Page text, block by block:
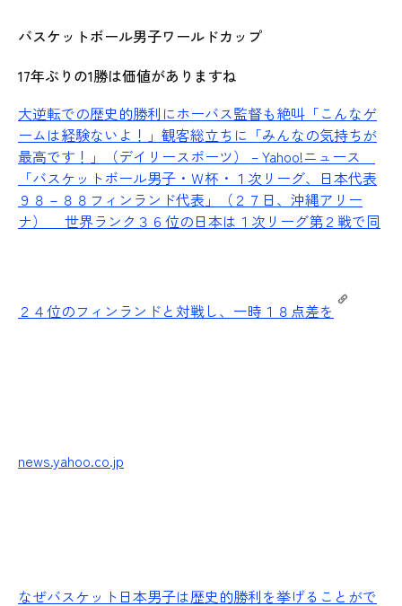
バスケットボール男子ワールドカップ
17年ぶりの1勝は価値がありますね
大逆転での歴史的勝利にホーバス監督も絶叫「こんなゲ
ームは経験ないよ！」観客総立ちに「みんなの気持ちが
最高です！」（デイリースポーツ） – Yahoo!ニュース
「バスケットボール男子・Ｗ杯・１次リーグ、日本代表
９８－８８フィンランド代表」（２７日、沖縄アリー
ナ） 世界ランク３６位の日本は１次リーグ第２戦で同
２４位のフィンランドと対戦し、一時１８点差を
news.yahoo.co.jp
なぜバスケット日本男子は歴史的勝利を挙げることがで